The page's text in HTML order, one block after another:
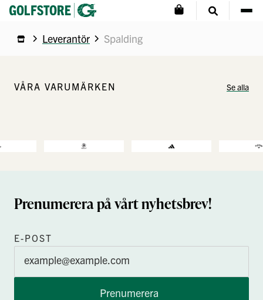
Leverantör Spalding
VÅRA VARUMÄRKEN Se alla
Prenumerera på vårt nyhetsbrev!
E-POST
Prenumerera